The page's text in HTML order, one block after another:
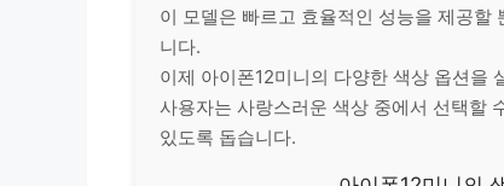
이 모델은 빠르고 효율적인 성능을 제공할
니다.
이제 아이폰12미니의 다양한 색상 옵션을
사용자는 사랑스러운 색상 중에서 선택할
있도록 돕습니다.